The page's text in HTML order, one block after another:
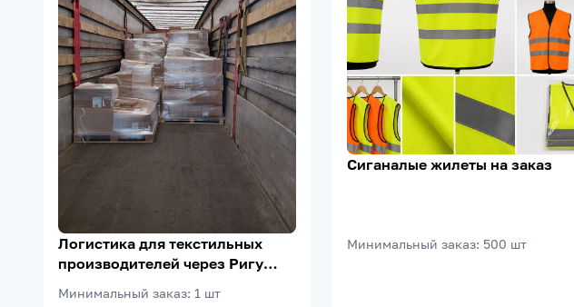
Логистика для текстильных
производителей через Ригу
Минимальный заказ: 1 шт
Сиганалые жилеты на заказ
Минимальный заказ: 500 шт